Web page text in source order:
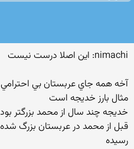
nimachi: اين اصلا درست نيست
آخه همه جاي عربستان بي احترامي
مثال بارز خديجه است
خديجه چند سال از محمد بزرگتر
قبل از محمد در عربستان بزرگ
رسيده